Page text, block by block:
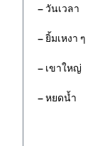
– วันเวลา
– ยิ้มเหงา ๆ
– เขาใหญ่
– หยดน้ำ